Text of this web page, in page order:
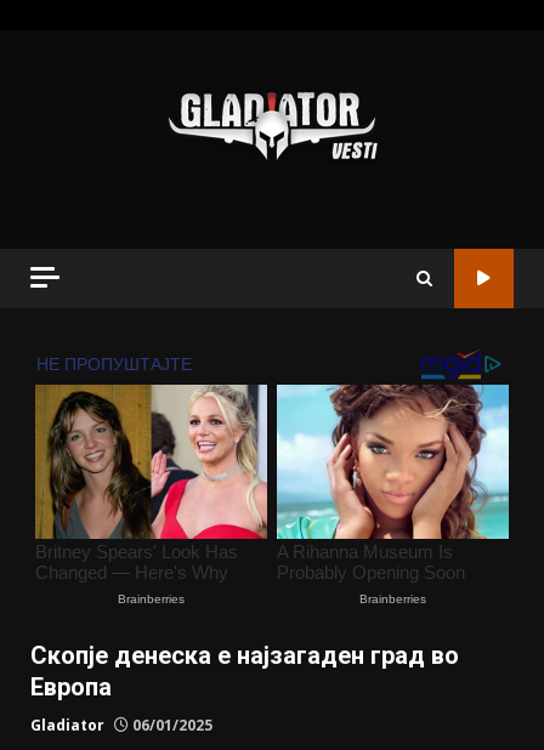
Скопје денеска е најзагаден град во
Европа
Gladiator 06/01/2025